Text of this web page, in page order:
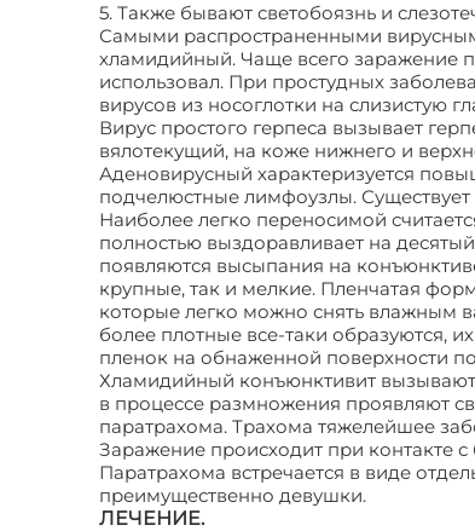
5. Также бывают светобоязнь и
Самыми распространенными
хламидийный. Чаще всего заражение
использовал. При простудных
вирусов из носоглотки на слизистую
Вирус простого герпеса вызывает
вялотекущий, на коже нижнего и
Аденовирусный характеризуется
подчелюстные лимфоузлы.
Наиболее легко переносимой
полностью выздоравливает на
появляются высыпания на
крупные, так и мелкие. Пленчатая
которые легко можно снять влажным
более плотные все-таки образуются,
пленок на обнаженной поверхности
Хламидийный конъюнктивит
в процессе размножения проявляют
паратрахома. Трахома тяжелейшее
Заражение происходит при контакте
Паратрахома встречается в виде
преимущественно девушки.
ЛЕЧЕНИЕ.